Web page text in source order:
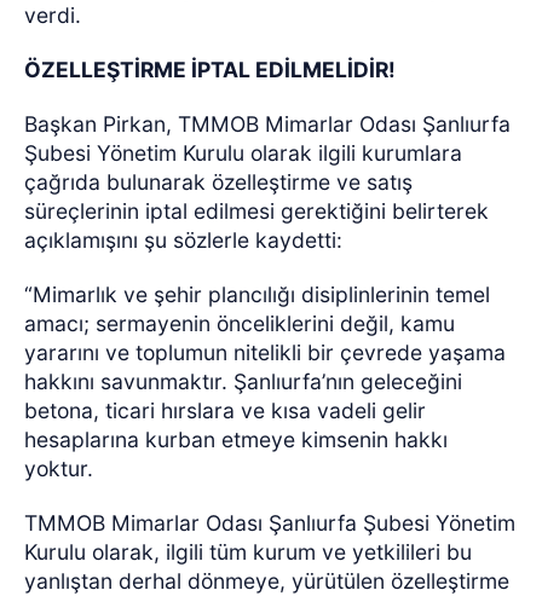
verdi.
ÖZELLEŞTİRME İPTAL EDİLMELİDİR!
Başkan Pirkan, TMMOB Mimarlar Odası Şanlıurfa
Şubesi Yönetim Kurulu olarak ilgili kurumlara
çağrıda bulunarak özelleştirme ve satış
süreçlerinin iptal edilmesi gerektiğini belirterek
açıklamışını şu sözlerle kaydetti:
“Mimarlık ve şehir plancılığı disiplinlerinin temel
amacı; sermayenin önceliklerini değil, kamu
yararını ve toplumun nitelikli bir çevrede yaşama
hakkını savunmaktır. Şanlıurfa’nın geleceğini
betona, ticari hırslara ve kısa vadeli gelir
hesaplarına kurban etmeye kimsenin hakkı
yoktur.
TMMOB Mimarlar Odası Şanlıurfa Şubesi Yönetim
Kurulu olarak, ilgili tüm kurum ve yetkilileri bu
yanlıştan derhal dönmeye, yürütülen özelleştirme